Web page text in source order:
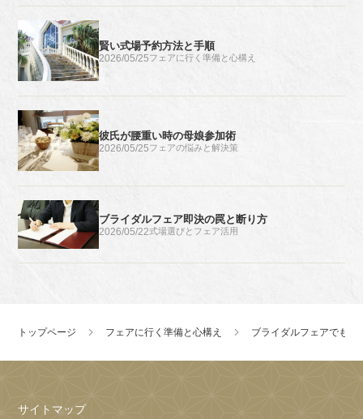
賢い式場予約方法と手順
2026/05/25フェアに行く準備と心構え
彼氏が腰重い時の母娘参加術
2026/05/25フェアの悩みと解決策
ブライダルフェア即決の罠と断り方
2026/05/22式場選びとフェア活用
トップページ フェアに行く準備と心構え ブライダルフェアでも意
サイトマップ